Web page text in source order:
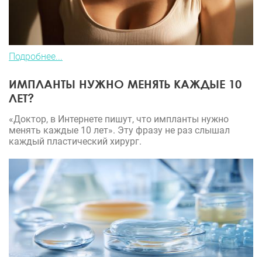
Подробнее...
ИМПЛАНТЫ НУЖНО МЕНЯТЬ КАЖДЫЕ 10
ЛЕТ?
«Доктор, в Интернете пишут, что импланты нужно
менять каждые 10 лет». Эту фразу не раз слышал
каждый пластический хирург.